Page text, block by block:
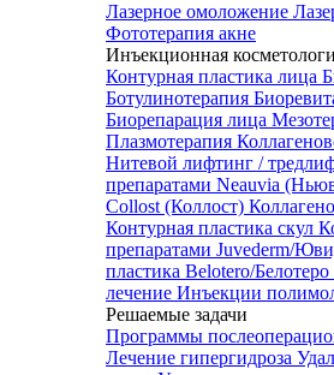
Лазерное омоложение
Фототерапия акне
Инъекционная
Контурная пластика лица
Ботулинотерапия
Биорепарация лица
Плазмотерапия
Нитевой лифтинг /
препаратами Neauvia
Collost (Коллост)
Контурная пластика скул
препаратами Juvederm/
пластика Belotero/Белотеро
лечение Инъекции
Решаемые задачи
Программы
Лечение гипергидроза